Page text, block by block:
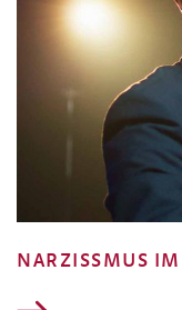
NARZISSMUS